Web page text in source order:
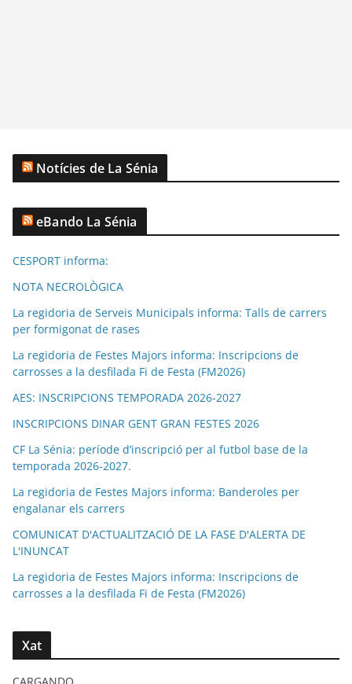
Notícies de La Sénia
eBando La Sénia
CESPORT informa:
NOTA NECROLÒGICA
La regidoria de Serveis Municipals informa: Talls de carrers
per formigonat de rases
La regidoria de Festes Majors informa: Inscripcions de
carrosses a la desfilada Fi de Festa (FM2026)
AES: INSCRIPCIONS TEMPORADA 2026-2027
INSCRIPCIONS DINAR GENT GRAN FESTES 2026
CF La Sénia: període d’inscripció per al futbol base de la
temporada 2026-2027.
La regidoria de Festes Majors informa: Banderoles per
engalanar els carrers
COMUNICAT D'ACTUALITZACIÓ DE LA FASE D'ALERTA DE
L'INUNCAT
La regidoria de Festes Majors informa: Inscripcions de
carrosses a la desfilada Fi de Festa (FM2026)
Xat